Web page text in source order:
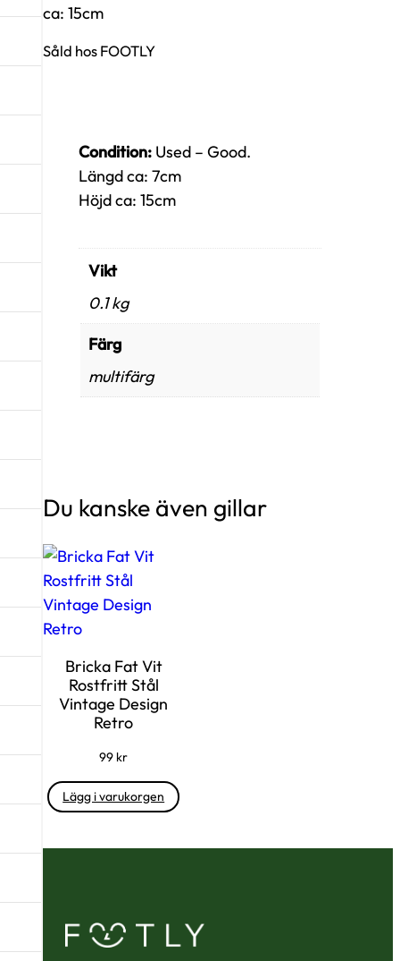
ca: 15cm
Såld hos FOOTLY
Condition: Used – Good.
Längd ca: 7cm
Höjd ca: 15cm
Vikt
0.1 kg
Färg
multifärg
Du kanske även gillar
Bricka Fat Vit
Rostfritt Stål
Vintage Design
Retro
99 kr
Lägg i varukorgen